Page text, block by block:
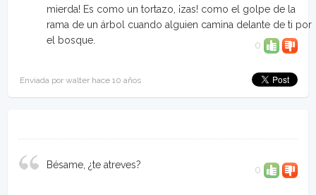
mierda! Es como un tortazo, ¡zas! como el golpe de la
rama de un árbol cuando alguien camina delante de ti por
el bosque.
0
Enviada por walter hace 10 años
Bésame, ¿te atreves? 0